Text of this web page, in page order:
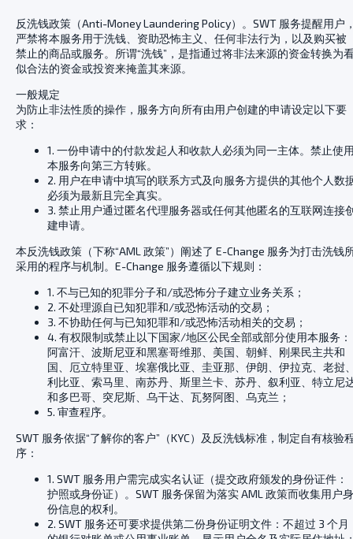
反洗钱政策（Anti-Money Laundering Policy）。SWT 服务提醒用户
严禁将本服务用于洗钱、资助恐怖主义、任何非法行为，以及购买被
禁止的商品或服务。所谓“洗钱”，是指通过将非法来源的资金转换为
似合法的资金或投资来掩盖其来源。
一般规定
为防止非法性质的操作，服务方向所有由用户创建的申请设定以下要
求：
1. 一份申请中的付款发起人和收款人必须为同一主体。禁止使
本服务向第三方转账。
2. 用户在申请中填写的联系方式及向服务方提供的其他个人数
必须为最新且完全真实。
3. 禁止用户通过匿名代理服务器或任何其他匿名的互联网连接
建申请。
本反洗钱政策（下称“AML 政策”）阐述了 E-Change 服务为打击洗钱
采用的程序与机制。E-Change 服务遵循以下规则：
1. 不与已知的犯罪分子和/或恐怖分子建立业务关系；
2. 不处理源自已知犯罪和/或恐怖活动的交易；
3. 不协助任何与已知犯罪和/或恐怖活动相关的交易；
4. 有权限制或禁止以下国家/地区公民全部或部分使用本服务：
阿富汗、波斯尼亚和黑塞哥维那、美国、朝鲜、刚果民主共和
国、厄立特里亚、埃塞俄比亚、圭亚那、伊朗、伊拉克、老挝
利比亚、索马里、南苏丹、斯里兰卡、苏丹、叙利亚、特立尼
和多巴哥、突尼斯、乌干达、瓦努阿图、乌克兰；
5. 审查程序。
SWT 服务依据“了解你的客户”（KYC）及反洗钱标准，制定自有核验
序：
1. SWT 服务用户需完成实名认证（提交政府颁发的身份证件：
护照或身份证）。SWT 服务保留为落实 AML 政策而收集用户身
份信息的权利。
2. SWT 服务还可要求提供第二份身份证明文件：不超过 3 个月